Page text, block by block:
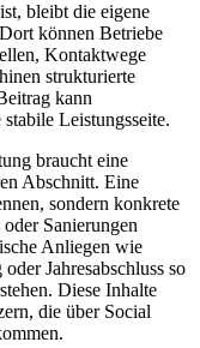
bleibt die eigene
können Betriebe
Kontaktwege
strukturierte
kann
Leistungsseite.
braucht eine
Abschnitt. Eine
sondern konkrete
Sanierungen
Anliegen wie
Jahresabschluss so
Diese Inhalte
die über Social